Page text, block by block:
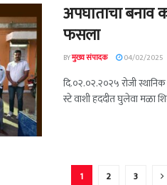
अपघाताचा बनाव
फसला
BYमुख्य संपादक 04/02/2025
दि.०२.०२.२०२५ रोजी
स्टे वाशी हददीत घुलेवा मळा
1 2 3